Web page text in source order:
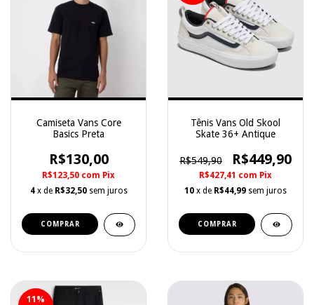
Camiseta Vans Core
Basics Preta
R$130,00
R$123,50 com Pix
4 x de R$32,50 sem juros
COMPRAR
Tênis Vans Old Skool
Skate 36+ Antique
R$549,90 R$449,90
R$427,41 com Pix
10 x de R$44,99 sem juros
COMPRAR
11 %